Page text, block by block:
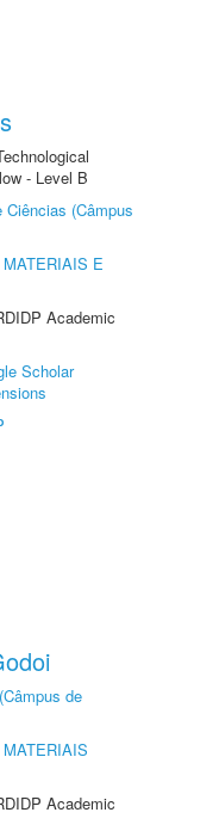
- Level B
Ciências (Câmpus
E
Academic
Scholar
de
Academic